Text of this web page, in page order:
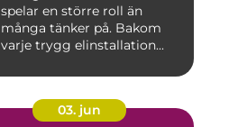
spelar en större roll än
många tänker på. Bakom
varje trygg elinstallation...
03. jun